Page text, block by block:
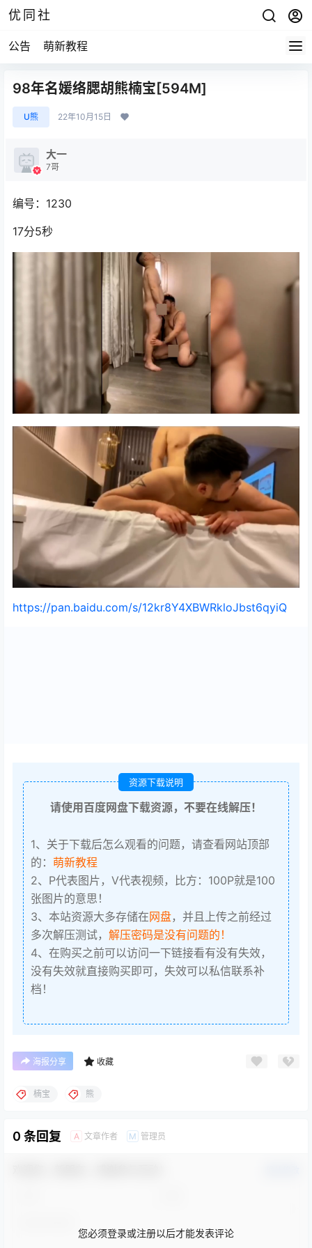
优同社
公告 萌新教程
98年名媛络腮胡熊楠宝[594M]
U熊 22年10月15日
大一
7哥
编号：1230
17分5秒
https://pan.baidu.com/s/12kr8Y4XBWRkloJbst6qyiQ
资源下载说明
请使用百度网盘下载资源，不要在线解压！
1、关于下载后怎么观看的问题，请查看网站顶部
的： 萌新教程
2、P代表图片，V代表视频，比方：100P就是100
张图片的意思！
3、本站资源大多存储在网盘，并且上传之前经过
多次解压测试， 解压密码是没有问题的！
4、在购买之前可以访问一下链接看有没有失效，
没有失效就直接购买即可，失效可以私信联系补
档！
海报分享 收藏
楠宝 熊
0 条回复 A 文章作者 M 管理员
您必须登录或注册以后才能发表评论